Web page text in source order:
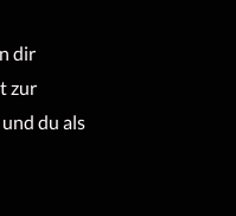
dir
zur
du als